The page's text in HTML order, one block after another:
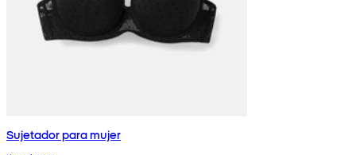
Sujetador para mujer